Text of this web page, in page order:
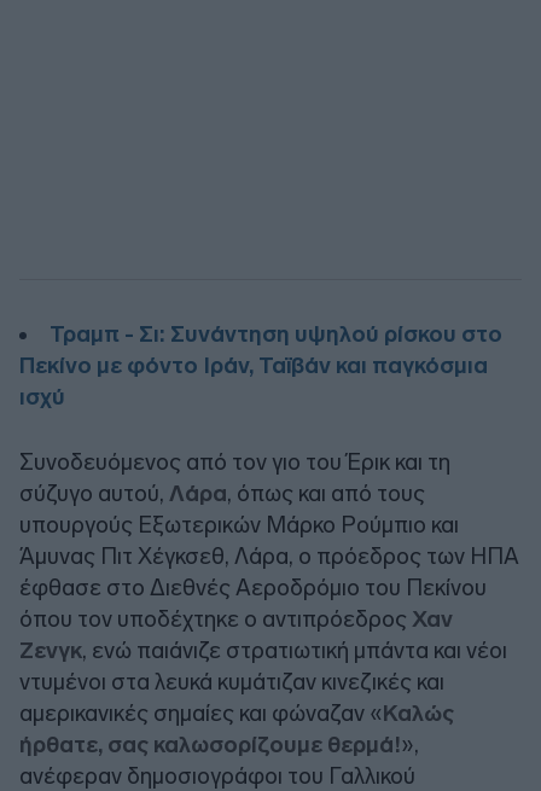
Τραμπ - Σι: Συνάντηση υψηλού ρίσκου στο
Πεκίνο με φόντο Ιράν, Ταϊβάν και παγκόσμια
ισχύ
Συνοδευόμενος από τον γιο του Έρικ και τη
σύζυγο αυτού, Λάρα, όπως και από τους
υπουργούς Εξωτερικών Μάρκο Ρούμπιο και
Άμυνας Πιτ Χέγκσεθ, Λάρα, ο πρόεδρος των ΗΠΑ
έφθασε στο Διεθνές Αεροδρόμιο του Πεκίνου
όπου τον υποδέχτηκε ο αντιπρόεδρος Χαν
Ζενγκ, ενώ παιάνιζε στρατιωτική μπάντα και νέοι
ντυμένοι στα λευκά κυμάτιζαν κινεζικές και
αμερικανικές σημαίες και φώναζαν «Καλώς
ήρθατε, σας καλωσορίζουμε θερμά!»,
ανέφεραν δημοσιογράφοι του Γαλλικού